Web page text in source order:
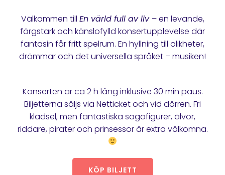
Välkommen till En värld full av liv – en levande,
färgstark och känslofylld konsertupplevelse där
fantasin får fritt spelrum. En hyllning till olikheter,
drömmar och det universella språket – musiken!
Konserten är ca 2 h lång inklusive 30 min paus.
Biljetterna säljs via Netticket och vid dörren. Fri
klädsel, men fantastiska sagofigurer, älvor,
riddare, pirater och prinsessor är extra välkomna.
KÖP BILJETT